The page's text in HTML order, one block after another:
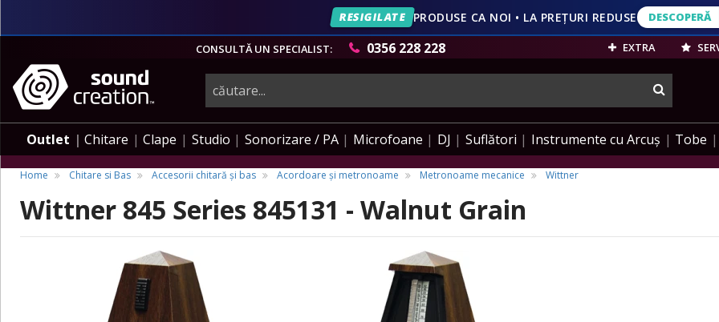
VEZI
RESIGILATE PRODUSE CA NOI • LA PREȚURI REDUSE DESCOPERĂ
DESCOPERĂ
CONSULTĂ UN SPECIALIST:
0356 228 228 EXTRA
instrumente
muzicale,
echipamente
pro-
audio
Outlet Chitare Clape Studio Sonorizare / PA Microfoane DJ Suflători Instrumente cu Arcuș Tobe
Home Chitare si Bas Accesorii chitară și bas Acordoare și metronoame Metronoame mecanice Wittner
Wittner 845 Series 845131 - Walnut Grain